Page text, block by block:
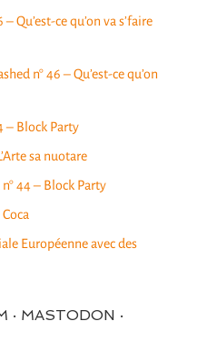
Qu’est-ce qu’on va s’faire
n° 46 – Qu’est-ce qu’on
– Block Party
sa nuotare
44 – Block Party
Européenne avec des
· MASTODON ·